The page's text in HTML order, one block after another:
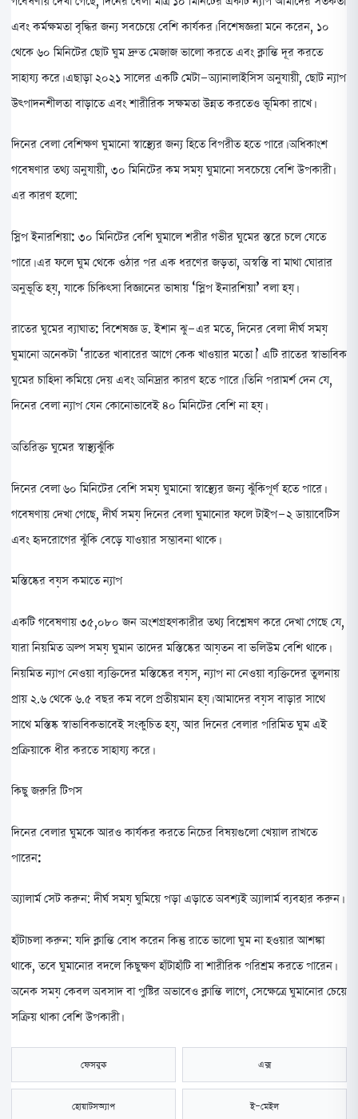
এবং কর্মক্ষমতা বৃদ্ধির জন্য সবচেয়ে বেশি কার্যকর। বিশেষজ্ঞরা মনে করেন, ১০
থেকে ৬০ মিনিটের ছোট ঘুম দ্রুত মেজাজ ভালো করতে এবং ক্লান্তি দূর করতে
সাহায্য করে। এছাড়া ২০২১ সালের একটি মেটা-অ্যানালাইসিস অনুযায়ী, ছোট ন্যাপ
উৎপাদনশীলতা বাড়াতে এবং শারীরিক সক্ষমতা উন্নত করতেও ভূমিকা রাখে।
দিনের বেলা বেশিক্ষণ ঘুমানো স্বাস্থ্যের জন্য হিতে বিপরীত হতে পারে। অধিকাংশ
গবেষণার তথ্য অনুযায়ী, ৩০ মিনিটের কম সময় ঘুমানো সবচেয়ে বেশি উপকারী।
এর কারণ হলো:
স্লিপ ইনারশিয়া: ৩০ মিনিটের বেশি ঘুমালে শরীর গভীর ঘুমের স্তরে চলে যেতে
পারে। এর ফলে ঘুম থেকে ওঠার পর এক ধরণের জড়তা, অস্বস্তি বা মাথা ঘোরার
অনুভূতি হয়, যাকে চিকিৎসা বিজ্ঞানের ভাষায় ‘স্লিপ ইনারশিয়া’ বলা হয়।
রাতের ঘুমের ব্যাঘাত:বিশেষজ্ঞ ড. ইশান ঝু-এর মতে, দিনের বেলা দীর্ঘ সময়
ঘুমানো অনেকটা ‘রাতের খাবারের আগে কেক খাওয়ার মতো।’ এটি রাতের স্বাভাবিক
ঘুমের চাহিদা কমিয়ে দেয় এবং অনিদ্রার কারণ হতে পারে। তিনি পরামর্শ দেন যে,
দিনের বেলা ন্যাপ যেন কোনোভাবেই ৪০ মিনিটের বেশি না হয়।
অতিরিক্ত ঘুমের স্বাস্থ্যঝুঁকি
দিনের বেলা ৬০ মিনিটের বেশি সময় ঘুমানো স্বাস্থ্যের জন্য ঝুঁকিপূর্ণ হতে পারে।
গবেষণায় দেখা গেছে, দীর্ঘ সময় দিনের বেলা ঘুমানোর ফলে টাইপ-২ ডায়াবেটিস
এবং হৃদরোগের ঝুঁকি বেড়ে যাওয়ার সম্ভাবনা থাকে।
মস্তিষ্কের বয়স কমাতে ন্যাপ
একটি গবেষণায় ৩৫,০৮০ জন অংশগ্রহণকারীর তথ্য বিশ্লেষণ করে দেখা গেছে যে,
যারা নিয়মিত অল্প সময় ঘুমান তাদের মস্তিষ্কের আয়তন বা ভলিউম বেশি থাকে।
নিয়মিত ন্যাপ নেওয়া ব্যক্তিদের মস্তিষ্কের বয়স, ন্যাপ না নেওয়া ব্যক্তিদের তুলনায়
প্রায় ২.৬ থেকে ৬.৫ বছর কম বলে প্রতীয়মান হয়। আমাদের বয়স বাড়ার সাথে
সাথে মস্তিষ্ক স্বাভাবিকভাবেই সংকুচিত হয়, আর দিনের বেলার পরিমিত ঘুম এই
প্রক্রিয়াকে ধীর করতে সাহায্য করে।
কিছু জরুরি টিপস
দিনের বেলার ঘুমকে আরও কার্যকর করতে নিচের বিষয়গুলো খেয়াল রাখতে
পারেন:
অ্যালার্ম সেট করুন: দীর্ঘ সময় ঘুমিয়ে পড়া এড়াতে অবশ্যই অ্যালার্ম ব্যবহার করুন।
হাঁটাচলা করুন: যদি ক্লান্তি বোধ করেন কিন্তু রাতে ভালো ঘুম না হওয়ার আশঙ্কা
থাকে, তবে ঘুমানোর বদলে কিছুক্ষণ হাঁটাহাঁটি বা শারীরিক পরিশ্রম করতে পারেন।
অনেক সময় কেবল অবসাদ বা পুষ্টির অভাবেও ক্লান্তি লাগে, সেক্ষেত্রে ঘুমানোর চেয়ে
সক্রিয় থাকা বেশি উপকারী।
ফেসবুক এক্স
হোয়াটসঅ্যাপ ই-মেইল